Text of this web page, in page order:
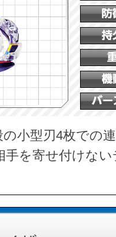
小型刃4枚での
手を寄せ付けな